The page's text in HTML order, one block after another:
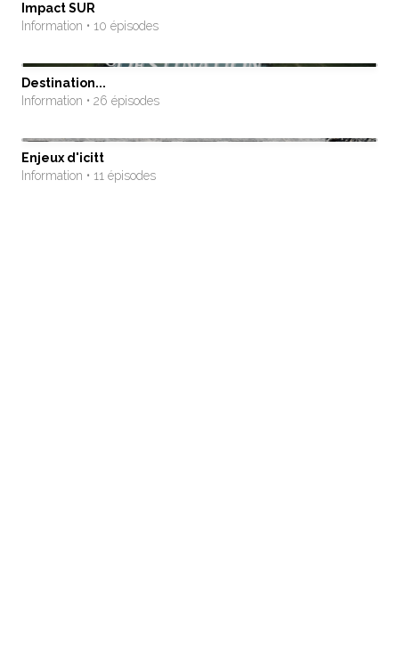
Impact SUR
Information • 10 épisodes
Destination...
Information • 26 épisodes
Enjeux d'icitt
Information • 11 épisodes